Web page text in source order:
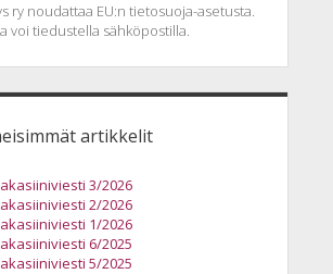
ry noudattaa EU:n tietosuoja-asetusta.
voi tiedustella sähköpostilla.
artikkelit
3/2026
2/2026
1/2026
6/2025
5/2025